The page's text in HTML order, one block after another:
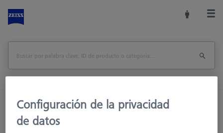
Inicio
Sistemas de palpadores
Elementos de conexión
Configuración de la privacidad
de datos